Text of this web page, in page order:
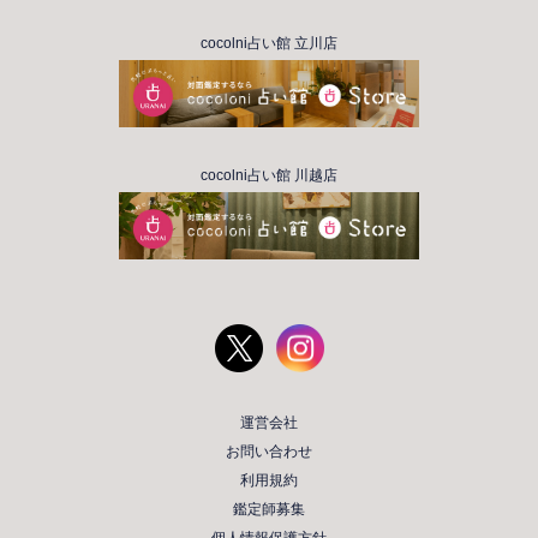
cocolni占い館 立川店
cocolni占い館 川越店
運営会社
お問い合わせ
利用規約
鑑定師募集